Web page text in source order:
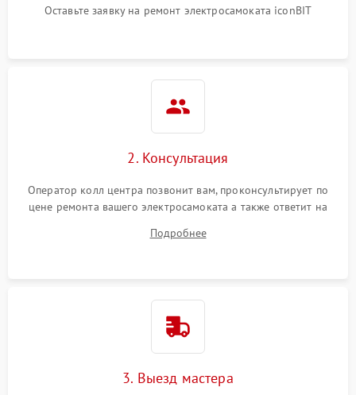
Оставьте заявку на ремонт электросамоката iconBIT
2. Консультация
Оператор колл центра позвонит вам, проконсультирует по
цене ремонта вашего электросамоката а также ответит на
Подробнее
3. Выезд мастера